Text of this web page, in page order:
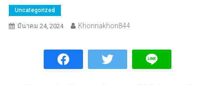
Uncategorized
มีนาคม 24, 2024 Khonnakhon844